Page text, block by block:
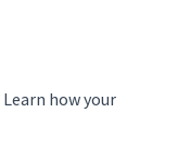
Learn how your